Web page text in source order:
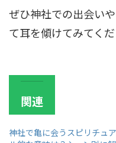
ぜひ神社での出会い
て耳を傾けてみてくだ
関連
神社で亀に会うスピリチュア